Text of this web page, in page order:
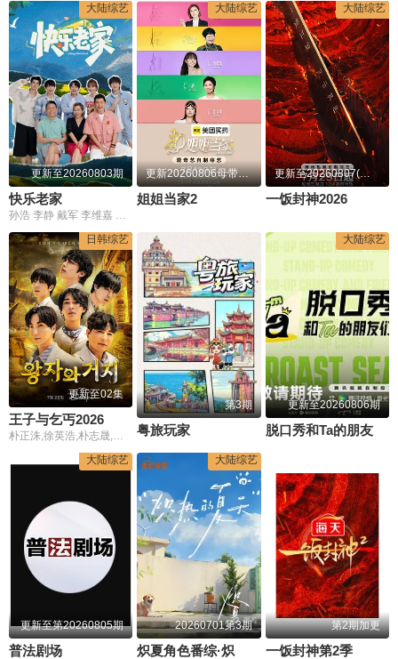
大陆综艺
更新至20260803期
快乐老家
孙浩 李静 戴军 李维嘉 沈凌 吴昕 武艺 高旭
大陆综艺
更新20260806母带2第4期下
姐姐当家2
大陆综艺
更新至20260807(第2期加更)
一饭封神2026
日韩综艺
更新至02集
王子与乞丐2026
第3期
粤旅玩家
大陆综艺
更新至20260806期
脱口秀和Ta的朋友们 第3季
大陆综艺
更新至第20260805期
普法剧场
大陆综艺
20260701第3期 第2期加更
一饭封神第2季